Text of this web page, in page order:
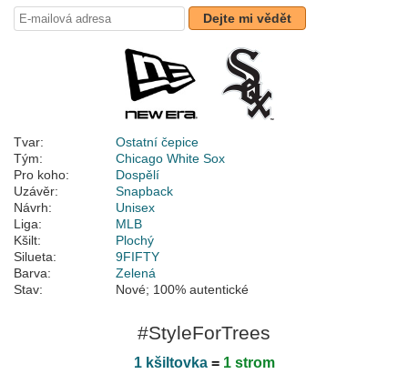
Dejte mi vědět
Tvar:
Ostatní čepice
Tým:
Chicago White Sox
Pro koho:
Dospělí
Uzávěr:
Snapback
Návrh:
Unisex
Liga:
MLB
Kšilt:
Plochý
Silueta:
9FIFTY
Barva:
Zelená
Stav:
Nové; 100% autentické
#StyleForTrees
1 kšiltovka= 1 strom